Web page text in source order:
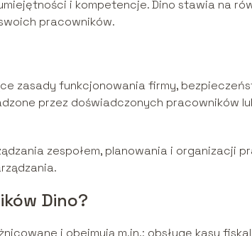
i kompetencje. Dino stawia na
pracowników.
zasady funkcjonowania firmy,
przez doświadczonych pracowników
zespołem, planowania i organizacji
Dino?
i obejmują m.in.: obsługę kasy